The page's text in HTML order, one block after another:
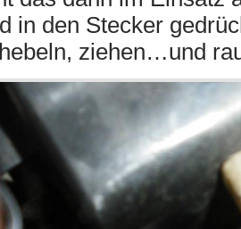
in den Stecker
ziehen…und